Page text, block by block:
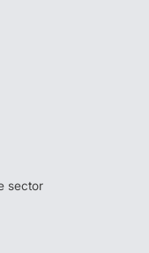
sector